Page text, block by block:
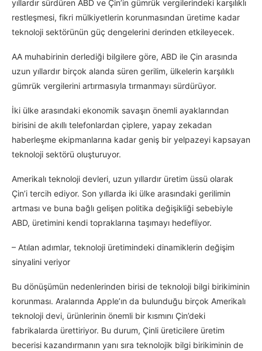
yıllardır sürdüren ABD ve Çin’in gümrük vergilerindeki karşılıklı
restleşmesi, fikri mülkiyetlerin korunmasından üretime kadar
teknoloji sektörünün güç dengelerini derinden etkileyecek.
AA muhabirinin derlediği bilgilere göre, ABD ile Çin arasında
uzun yıllardır birçok alanda süren gerilim, ülkelerin karşılıklı
gümrük vergilerini artırmasıyla tırmanmayı sürdürüyor.
İki ülke arasındaki ekonomik savaşın önemli ayaklarından
birisini de akıllı telefonlardan çiplere, yapay zekadan
haberleşme ekipmanlarına kadar geniş bir yelpazeyi kapsayan
teknoloji sektörü oluşturuyor.
Amerikalı teknoloji devleri, uzun yıllardır üretim üssü olarak
Çin’i tercih ediyor. Son yıllarda iki ülke arasındaki gerilimin
artması ve buna bağlı gelişen politika değişikliği sebebiyle
ABD, üretimini kendi topraklarına taşımayı hedefliyor.
– Atılan adımlar, teknoloji üretimindeki dinamiklerin değişim
sinyalini veriyor
Bu dönüşümün nedenlerinden birisi de teknoloji bilgi birikiminin
korunması. Aralarında Apple’ın da bulunduğu birçok Amerikalı
teknoloji devi, ürünlerinin önemli bir kısmını Çin’deki
fabrikalarda ürettiriyor. Bu durum, Çinli üreticilere üretim
becerisi kazandırmanın yanı sıra teknolojik bilgi birikiminin de